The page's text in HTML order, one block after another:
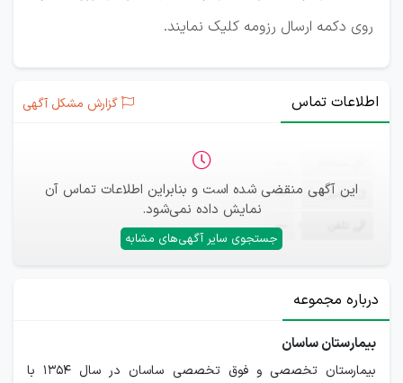
روی دکمه ارسال رزومه کلیک نمایند.
اطلاعات تماس گزارش مشکل آگهی
این آگهی منقضی شده است و بنابراین اطلاعات تماس آن
نمایش داده نمی‌شود.
جستجوی سایر آگهی‌های مشابه
ایمیل —
—
درباره مجموعه
بیمارستان ساسان
بیمارستان تخصصی و فوق تخصصی ساسان در سال ۱۳۵۴ با